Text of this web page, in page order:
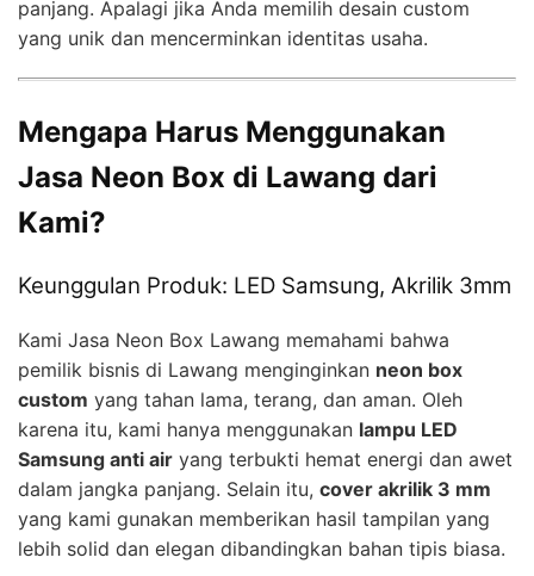
panjang. Apalagi jika Anda memilih desain custom
yang unik dan mencerminkan identitas usaha.
Mengapa Harus Menggunakan
Jasa Neon Box di Lawang dari
Kami?
Keunggulan Produk: LED Samsung, Akrilik 3mm
Kami Jasa Neon Box Lawang memahami bahwa
pemilik bisnis di Lawang menginginkan neon box
custom yang tahan lama, terang, dan aman. Oleh
karena itu, kami hanya menggunakan lampu LED
Samsung anti air yang terbukti hemat energi dan awet
dalam jangka panjang. Selain itu, cover akrilik 3 mm
yang kami gunakan memberikan hasil tampilan yang
lebih solid dan elegan dibandingkan bahan tipis biasa.